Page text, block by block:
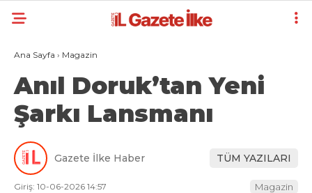
Ana Sayfa › Magazin
Anıl Doruk’tan Yeni
Şarkı Lansmanı
Gazete İlke Haber TÜM YAZILARI
Giriş: 10-06-2026 14:57 Magazin